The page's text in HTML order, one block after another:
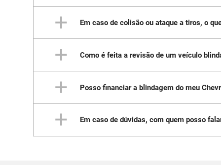
caso de tiros disparados por pistolas
A retirada do Chevrolet 0km blindado
Em caso de colisão ou ataque a tiros, o
Encaminhe seu Chevrolet
em ocorrências atípicas, a blindadora
cliente contrate um seguro do veículo e
Como é feita a revisão de um veículo
Veículos blindados passam por dois
acontecer primeiro. Importante
blindagem.
Posso financiar a blindagem do meu
Sim. Com a Chevrolet Serviços
Em caso de dúvidas, com quem posso